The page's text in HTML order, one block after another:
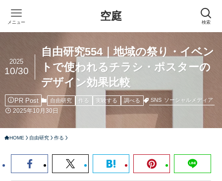
空庭 検索
メニュー
自由研究554｜地域の祭り・イベン
トで使われるチラシ・ポスターの
デザイン効果比較
2025
10/30
PR Post 自由研究 作る 実験する 調べる SNS ソーシャルメディア
2025年10月30日
HOME 自由研究 作る